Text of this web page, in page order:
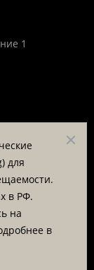
1
ознакомления
для
в РФ.
на
в